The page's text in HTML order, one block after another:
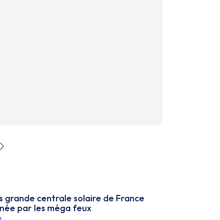
grande centrale solaire de France
par les méga feux